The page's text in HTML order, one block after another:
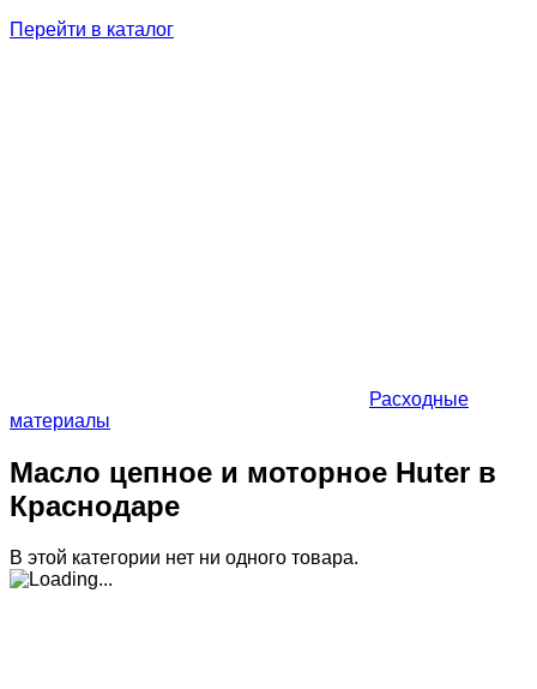
Перейти в каталог
Расходные
материалы
Масло цепное и моторное Huter в
Краснодаре
В этой категории нет ни одного товара.